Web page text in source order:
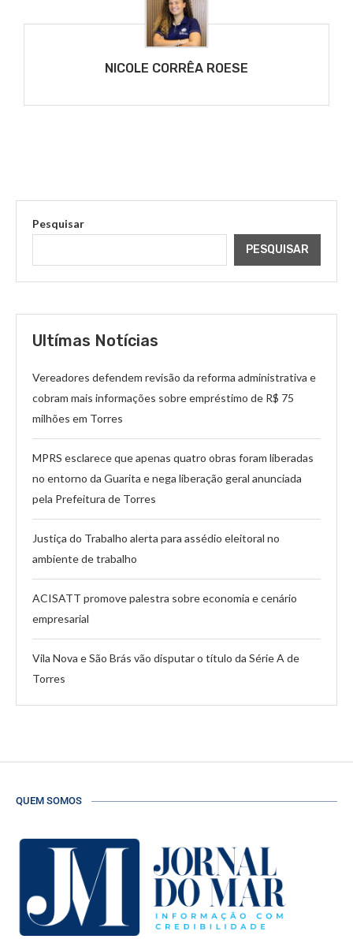
NICOLE CORRÊA ROESE
Pesquisar
PESQUISAR
Ultímas Notícias
Vereadores defendem revisão da reforma administrativa e
cobram mais informações sobre empréstimo de R$ 75
milhões em Torres
MPRS esclarece que apenas quatro obras foram liberadas
no entorno da Guarita e nega liberação geral anunciada
pela Prefeitura de Torres
Justiça do Trabalho alerta para assédio eleitoral no
ambiente de trabalho
ACISATT promove palestra sobre economia e cenário
empresarial
Vila Nova e São Brás vão disputar o título da Série A de
Torres
QUEM SOMOS